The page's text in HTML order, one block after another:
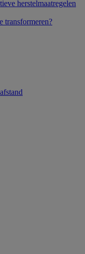
herstelmaatregelen
transformeren?